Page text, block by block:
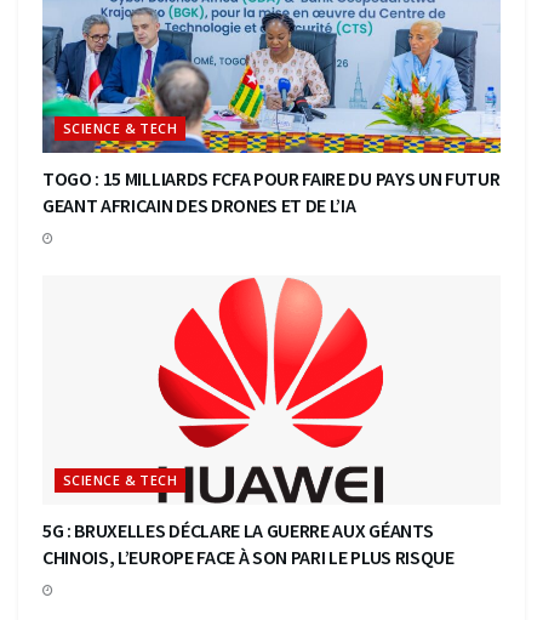
SCIENCE & TECH
TOGO : 15 MILLIARDS FCFA POUR FAIRE DU PAYS UN FUTUR
GEANT AFRICAIN DES DRONES ET DE L’IA
SCIENCE & TECH
5G : BRUXELLES DÉCLARE LA GUERRE AUX GÉANTS
CHINOIS, L’EUROPE FACE À SON PARI LE PLUS RISQUE